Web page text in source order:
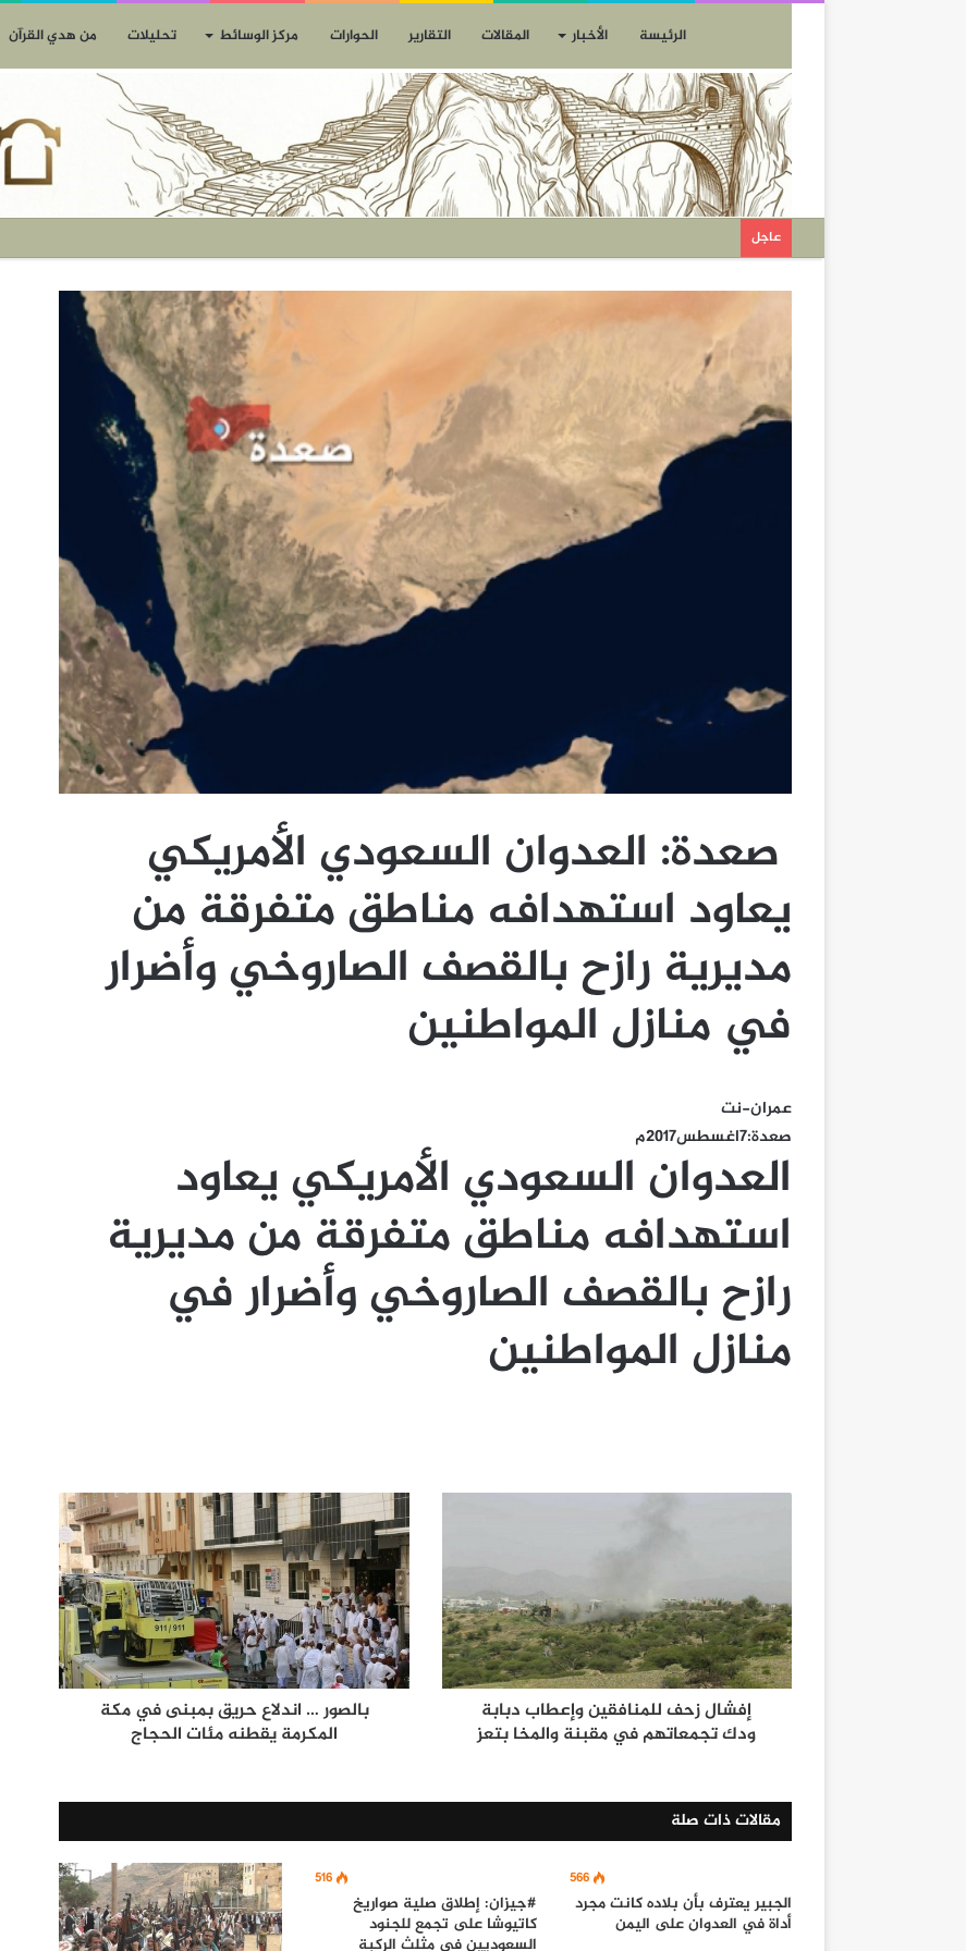
الرئيسة الأخبار المقالات التقارير الحوارات مركز الوسائط تحليلات من هدي القرآن
عاجل
صعدة: العدوان السعودي الأمريكي
يعاود استهدافه مناطق متفرقة من
مديرية رازح بالقصف الصاروخي وأضرار
في منازل المواطنين
عمران-نت
صعدة:7اغسطس2017م
العدوان السعودي الأمريكي يعاود
استهدافه مناطق متفرقة من مديرية
رازح بالقصف الصاروخي وأضرار في
منازل المواطنين
إفشال زحف للمنافقين وإعطاب دبابة
ودك تجمعاتهم في مقبنة والمخا بتعز
بالصور … اندلاع حريق بمبنى في مكة
المكرمة يقطنه مئات الحجاج
مقالات ذات صلة
566
الجبير يعترف بأن بلاده كانت مجرد
أداة في العدوان على اليمن
516
#جيزان: إطلاق صلية صواريخ
كاتيوشا على تجمع للجنود
السعوديين في مثلث الركبة